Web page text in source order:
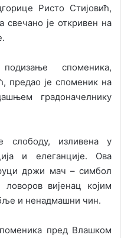
Ристо Стијовић,
је откривен на
споменика,
предао је споменик на
градоначелнику
слободу, изливена у
и елеганције. Ова
држи мач – симбол
вијенац којим
и ненадмашни чин.
пред Влашком